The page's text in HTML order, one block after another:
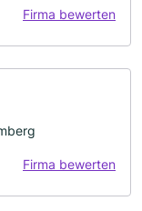
Firma bewerten
Firma bewerten